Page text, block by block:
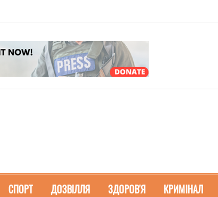
СПОРТ ДОЗВІЛЛЯ ЗДОРОВ'Я КРИМІНАЛ